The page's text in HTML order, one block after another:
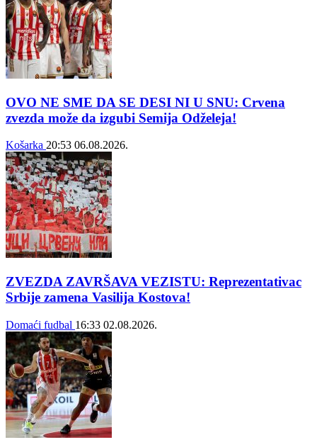
OVO NE SME DA SE DESI NI U SNU: Crvena
zvezda može da izgubi Semija Odželeja!
Košarka 20:53 06.08.2026.
ZVEZDA ZAVRŠAVA VEZISTU: Reprezentativac
Srbije zamena Vasilija Kostova!
Domaći fudbal 16:33 02.08.2026.